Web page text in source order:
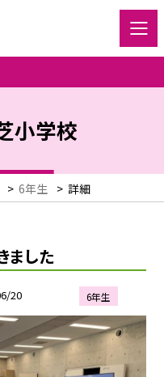
小学校
> 6年生 > 詳細
ました
20 6年生